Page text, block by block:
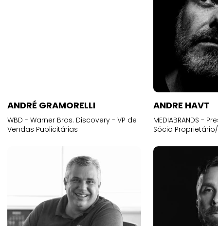
ANDRÉ GRAMORELLI
WBD - Warner Bros. Discovery - VP de
Vendas Publicitárias
ANDRE HAVT
MEDIABRANDS -
Sócio